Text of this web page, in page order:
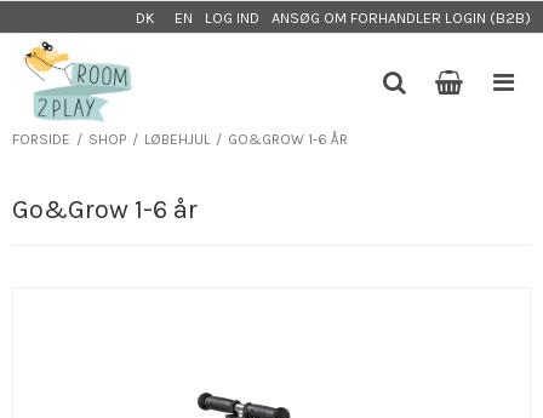
DK EN LOG IND ANSØG OM FORHANDLER LOGIN (B2B)
FORSIDE / SHOP / LØBEHJUL / GO&GROW 1-6 ÅR
Go&Grow 1-6 år